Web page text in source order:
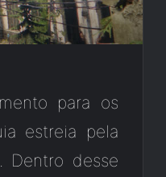
para os
estreia pela
. Dentro desse